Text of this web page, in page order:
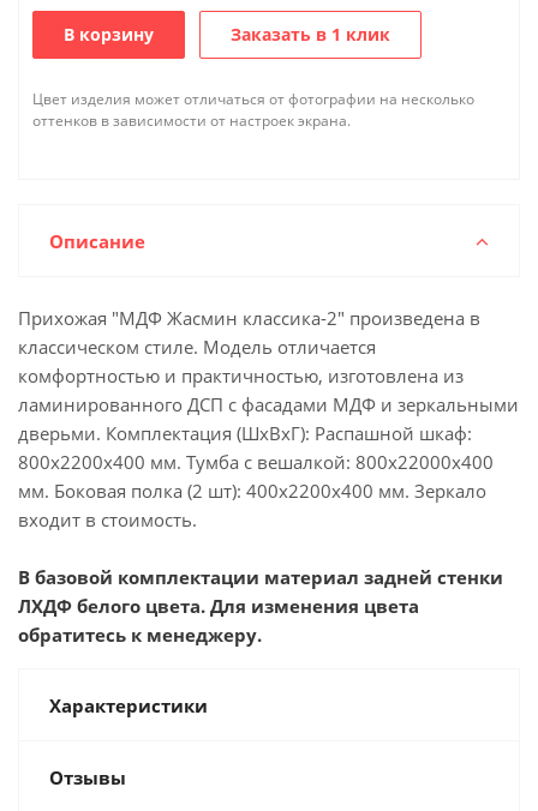
В корзину Заказать в 1 клик
Цвет изделия может отличаться от фотографии на несколько
оттенков в зависимости от настроек экрана.
Описание
Прихожая "МДФ Жасмин классика-2" произведена в
классическом стиле. Модель отличается
комфортностью и практичностью, изготовлена из
ламинированного ДСП с фасадами МДФ и зеркальными
дверьми. Комплектация (ШхВхГ): Распашной шкаф:
800х2200х400 мм. Тумба с вешалкой: 800х22000х400
мм. Боковая полка (2 шт): 400х2200х400 мм. Зеркало
входит в стоимость.
В базовой комплектации материал задней стенки
ЛХДФ белого цвета. Для изменения цвета
обратитесь к менеджеру.
Характеристики
Отзывы